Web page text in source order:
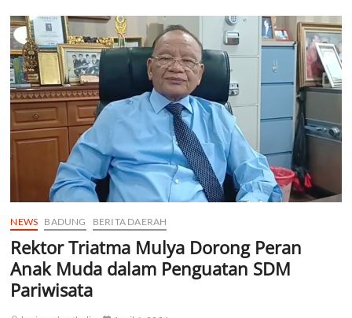
Pengawasan
Sampah
HOREKA
di
Badung
Tetap
Jalan
NEWS BADUNG BERITA DAERAH
Rektor Triatma Mulya Dorong Peran
Anak Muda dalam Penguatan SDM
Pariwisata